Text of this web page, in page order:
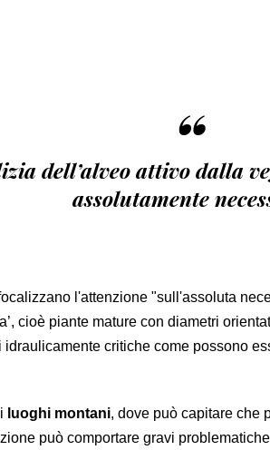
“
dell’alveo attivo dalla
assolutamente
l'attenzione "sull'assoluta
cioè piante mature con diametri
critiche come possono
luoghi montani, dove può capitare che
può comportare gravi